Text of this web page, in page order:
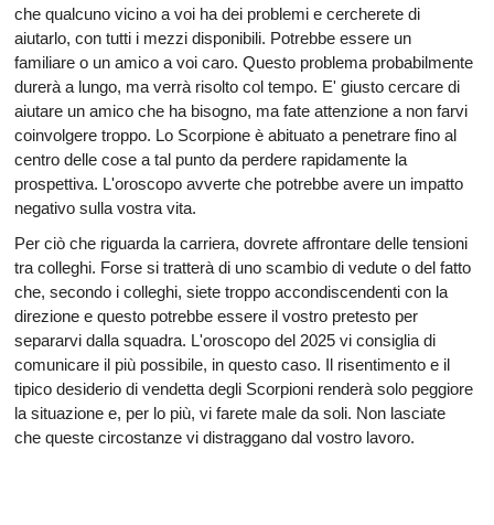
che qualcuno vicino a voi ha dei problemi e cercherete di
aiutarlo, con tutti i mezzi disponibili. Potrebbe essere un
familiare o un amico a voi caro. Questo problema probabilmente
durerà a lungo, ma verrà risolto col tempo. E' giusto cercare di
aiutare un amico che ha bisogno, ma fate attenzione a non farvi
coinvolgere troppo. Lo Scorpione è abituato a penetrare fino al
centro delle cose a tal punto da perdere rapidamente la
prospettiva. L'oroscopo avverte che potrebbe avere un impatto
negativo sulla vostra vita.
Per ciò che riguarda la carriera, dovrete affrontare delle tensioni
tra colleghi. Forse si tratterà di uno scambio di vedute o del fatto
che, secondo i colleghi, siete troppo accondiscendenti con la
direzione e questo potrebbe essere il vostro pretesto per
separarvi dalla squadra. L'oroscopo del 2025 vi consiglia di
comunicare il più possibile, in questo caso. Il risentimento e il
tipico desiderio di vendetta degli Scorpioni renderà solo peggiore
la situazione e, per lo più, vi farete male da soli. Non lasciate
che queste circostanze vi distraggano dal vostro lavoro.